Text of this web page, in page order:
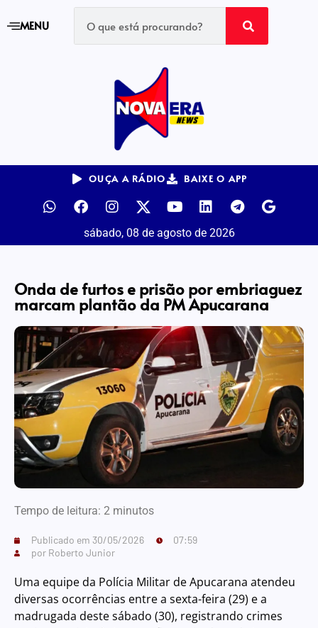
MENU
OUÇA A RÁDIO BAIXE O APP
sábado, 08 de agosto de 2026
Onda de furtos e prisão por embriaguez
marcam plantão da PM Apucarana
Tempo de leitura: 2 minutos
Publicado em 30/05/2026
07:59
por Roberto Junior
Uma equipe da Polícia Militar de Apucarana atendeu
diversas ocorrências entre a sexta-feira (29) e a
madrugada deste sábado (30), registrando crimes